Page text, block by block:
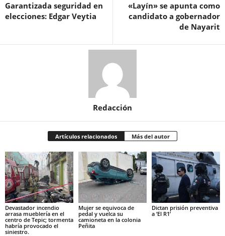
Garantizada seguridad en
elecciones: Edgar Veytia
«Layín» se apunta como
candidato a gobernador
de Nayarit
Redacción
Artículos relacionados Más del autor
Devastador incendio
arrasa mueblería en el
centro de Tepic; tormenta
habría provocado el
siniestro.
Mujer se equivoca de
pedal y vuelca su
camioneta en la colonia
Peñita
Dictan prisión preventiva
a ‘El R1’